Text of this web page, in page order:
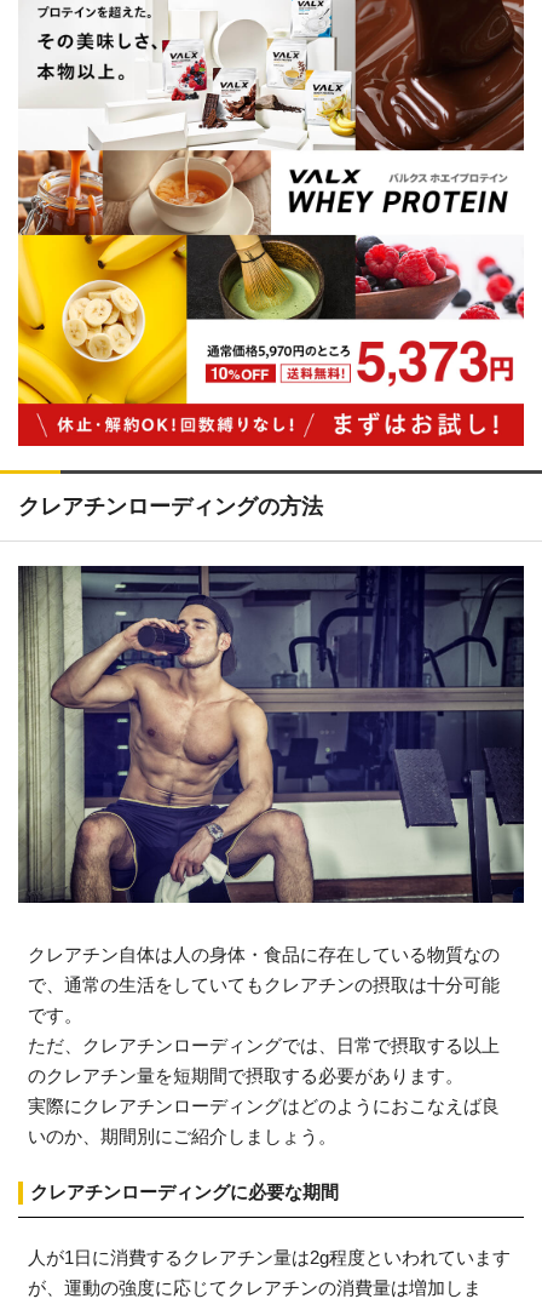
クレアチンローディングの方法
クレアチン自体は人の身体・食品に存在している物質なの
で、通常の生活をしていてもクレアチンの摂取は十分可能
です。
ただ、クレアチンローディングでは、日常で摂取する以上
のクレアチン量を短期間で摂取する必要があります。
実際にクレアチンローディングはどのようにおこなえば良
いのか、期間別にご紹介しましょう。
クレアチンローディングに必要な期間
人が1日に消費するクレアチン量は2g程度といわれています
が、運動の強度に応じてクレアチンの消費量は増加しま